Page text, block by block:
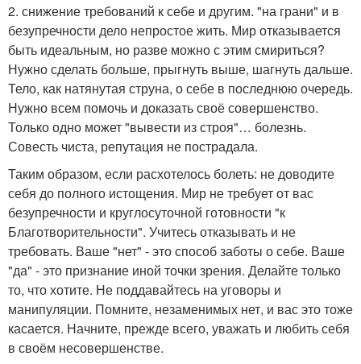
2. снижение требований к себе и другим. "на грани" и в
безупречности дело непростое жить. Мир отказывается
быть идеальным, но разве можно с этим смириться?
Нужно сделать больше, прыгнуть выше, шагнуть дальше.
Тело, как натянутая струна, о себе в последнюю очередь.
Нужно всем помочь и доказать своё совершенство.
Только одно может "вывести из строя"… болезнь.
Совесть чиста, репутация не пострадала.
Таким образом, если расхотелось болеть: не доводите
себя до полного истощения. Мир не требует от вас
безупречности и круглосуточной готовности "к
Благотворительности". Учитесь отказывать и не
требовать. Ваше "нет" - это способ заботы о себе. Ваше
"да" - это признание иной точки зрения. Делайте только
то, что хотите. Не поддавайтесь на уговоры и
манипуляции. Помните, незаменимых нет, и вас это тоже
касается. Начните, прежде всего, уважать и любить себя
в своём несовершенстве.